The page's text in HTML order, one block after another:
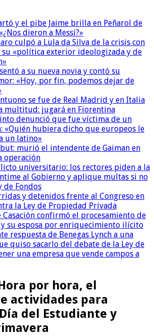
y el pibe Jaime brilla en Peñarol de
dieron a Messi?»
culpó a Lula da Silva de la crisis con
su «política exterior ideologizada y de
a su nueva novia y contó su
«Hoy, por fin, podemos dejar de
se fue de Real Madrid y en Italia
multitud: jugará en Fiorentina
denunció que fue víctima de un
«Quién hubiera dicho que europeos le
un latino»
murió el intendente de Gaiman en
operación
universitario: los rectores piden a la
al Gobierno y aplique multas si no
de Fondos
y detenidos frente al Congreso en
la Ley de Propiedad Privada
Casación confirmó el procesamiento de
y su esposa por enriquecimiento ilícito
respuesta de Benegas Lynch a una
quiso sacarlo del debate de la Ley de
una empresa que vende campos a
por hora, el
actividades para
del Estudiante y